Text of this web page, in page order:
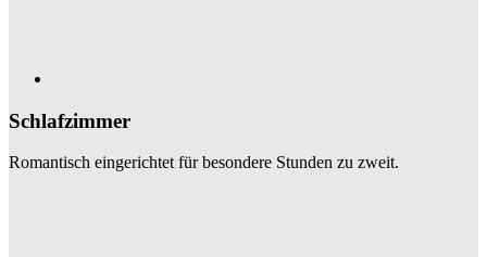
Schlafzimmer
Romantisch eingerichtet für besondere Stunden zu zweit.